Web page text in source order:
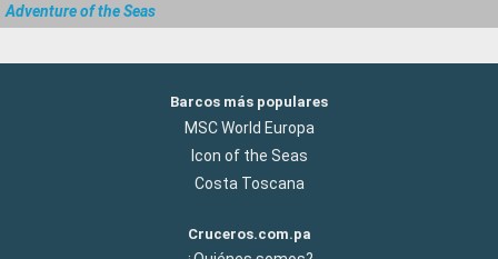
Adventure of the Seas
Barcos más populares
MSC World Europa
Icon of the Seas
Costa Toscana
Cruceros.com.pa